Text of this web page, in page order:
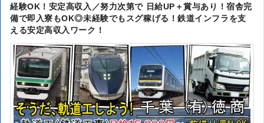
経験OK！安定高収入／努力次第で 日給UP＋賞与あり！宿舎完
備で即入寮もOK◎未経験でもスグ稼げる！鉄道インフラを支
える安定高収入ワーク！